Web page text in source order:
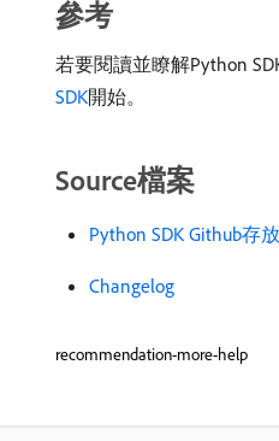
參考
若要閱讀並瞭解Python
SDK開始。
Source檔案
Python SDK Github存
Changelog
recommendation-more-help